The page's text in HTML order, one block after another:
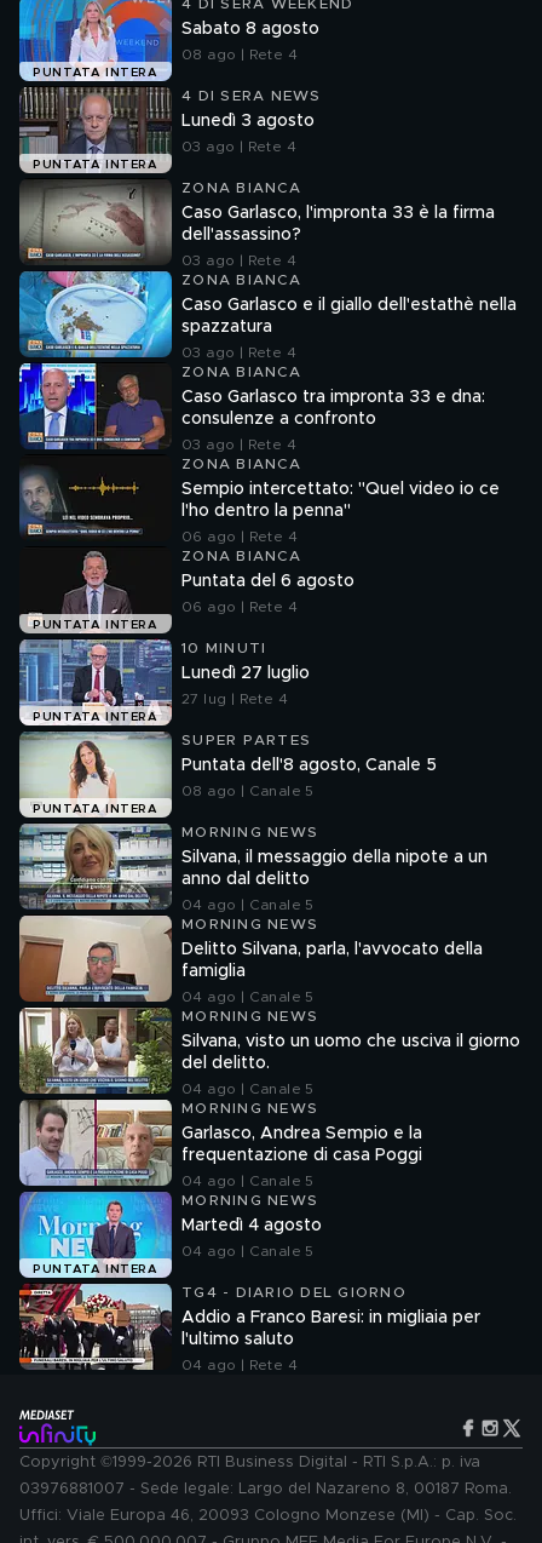
PUNTATA INTERA
4 DI SERA WEEKEND
Sabato 8 agosto
08 ago | Rete 4
PUNTATA INTERA
4 DI SERA NEWS
Lunedì 3 agosto
03 ago | Rete 4
ZONA BIANCA
Caso Garlasco, l'impronta 33 è la firma
dell'assassino?
03 ago | Rete 4
ZONA BIANCA
Caso Garlasco e il giallo dell'estathè nella
spazzatura
03 ago | Rete 4
ZONA BIANCA
Caso Garlasco tra impronta 33 e dna:
consulenze a confronto
03 ago | Rete 4
ZONA BIANCA
Sempio intercettato: "Quel video io ce
l'ho dentro la penna"
06 ago | Rete 4
PUNTATA INTERA
ZONA BIANCA
Puntata del 6 agosto
06 ago | Rete 4
PUNTATA INTERA
10 MINUTI
Lunedì 27 luglio
27 lug | Rete 4
PUNTATA INTERA
SUPER PARTES
Puntata dell'8 agosto, Canale 5
08 ago | Canale 5
MORNING NEWS
Silvana, il messaggio della nipote a un
anno dal delitto
04 ago | Canale 5
MORNING NEWS
Delitto Silvana, parla, l'avvocato della
famiglia
04 ago | Canale 5
MORNING NEWS
Silvana, visto un uomo che usciva il giorno
del delitto.
04 ago | Canale 5
MORNING NEWS
Garlasco, Andrea Sempio e la
frequentazione di casa Poggi
04 ago | Canale 5
PUNTATA INTERA
MORNING NEWS
Martedì 4 agosto
04 ago | Canale 5
TG4 - DIARIO DEL GIORNO
Addio a Franco Baresi: in migliaia per
l'ultimo saluto
04 ago | Rete 4
Copyright ©1999-2026 RTI Business Digital - RTI S.p.A.: p. iva
03976881007 - Sede legale: Largo del Nazareno 8, 00187 Roma.
Uffici: Viale Europa 46, 20093 Cologno Monzese (MI) - Cap. Soc.